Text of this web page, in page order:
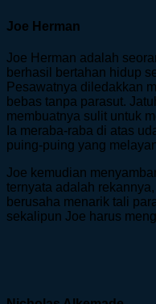
Joe Herman
Joe Herman adalah
berhasil bertahan hidup
Pesawatnya diledakkan
bebas tanpa parasut.
membuatnya sulit untuk
Ia meraba-raba di atas
puing-puing yang
Joe kemudian
ternyata adalah
berusaha menarik tali
sekalipun Joe harus